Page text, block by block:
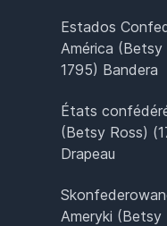
Estados
América
1795) Bandera
États
(Betsy Ross)
Drapeau
Ameryki (Betsy